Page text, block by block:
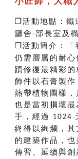
❐ 活動地點：鐵
廳舍-部長室及
❐ 活動簡介：
仍需層層的耐
蹟修復最精彩
飾件以石膏製
熱帶植物圖樣
也是當初損壞
手，經過
1024
終得以絢爛，
的建築作品，
傳習、延續與創